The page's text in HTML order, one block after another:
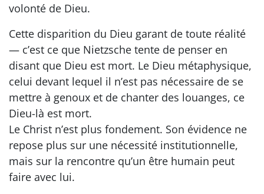
volonté de Dieu.
Cette disparition du Dieu garant de toute réalité
— c’est ce que Nietzsche tente de penser en
disant que Dieu est mort. Le Dieu métaphysique,
celui devant lequel il n’est pas nécessaire de se
mettre à genoux et de chanter des louanges, ce
Dieu-là est mort.
Le Christ n’est plus fondement. Son évidence ne
repose plus sur une nécessité institutionnelle,
mais sur la rencontre qu’un être humain peut
faire avec lui.